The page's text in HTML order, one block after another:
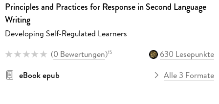
Principles and Practices for Response in Second Language
Writing
Developing Self-Regulated Learners
(0 Bewertungen)15
630 Lesepunkte
eBook epub
Alle 3 Formate